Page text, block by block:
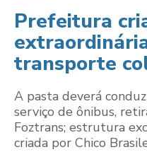
Prefeitura
transporte
A pasta deverá
serviço de ônibus,
Foztrans; estrutura
criada por Chico